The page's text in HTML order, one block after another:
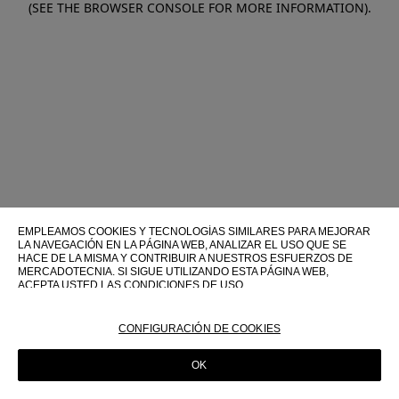
(SEE THE BROWSER CONSOLE FOR MORE INFORMATION).
EMPLEAMOS COOKIES Y TECNOLOGÍAS SIMILARES PARA MEJORAR
LA NAVEGACIÓN EN LA PÁGINA WEB, ANALIZAR EL USO QUE SE
HACE DE LA MISMA Y CONTRIBUIR A NUESTROS ESFUERZOS DE
MERCADOTECNIA. SI SIGUE UTILIZANDO ESTA PÁGINA WEB,
ACEPTA USTED LAS CONDICIONES DE USO.
SOBRE SU USO EN ESTA PÁGINA WEB, CONSULTE NUESTRA
CONFIGURACIÓN DE COOKIES
OK